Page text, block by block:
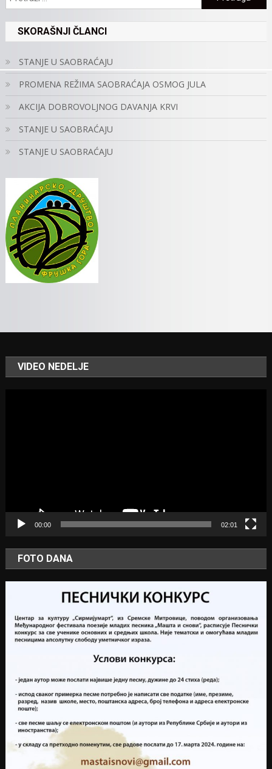
SKORAŠNJI ČLANCI
STANJE U SAOBRAĆAJU
PROMENA REŽIMA SAOBRAĆAJA OSMOG JULA
AKCIJA DOBROVOLJNOG DAVANJA KRVI
STANJE U SAOBRAĆAJU
STANJE U SAOBRAĆAJU
VIDEO NEDELJE
00:00 02:01
FOTO DANA